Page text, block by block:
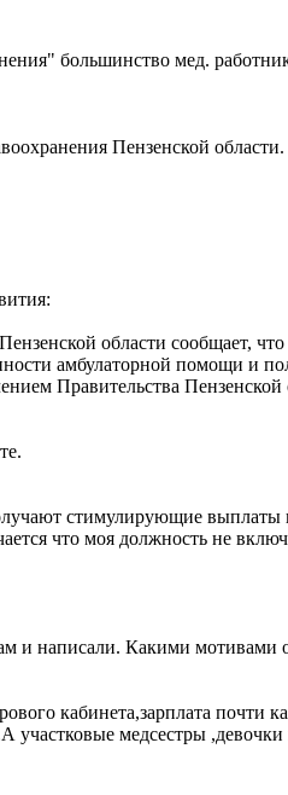
большинство мед.
Пензенской
области сообщает,
амбулаторной помощи и
Правительства
стимулирующие выплаты
что моя должность не
и написали. Какими
кабинета,зарплата почти
участковые медсестры